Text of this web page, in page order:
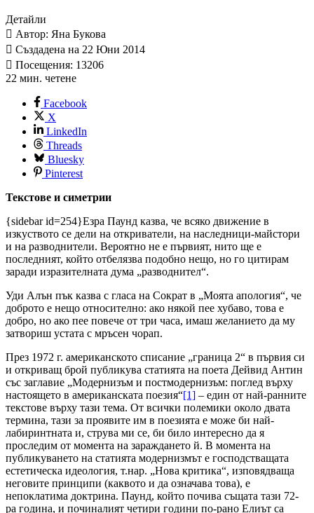
Детайли
Автор: Яна Букова
Създадена на 22 Юни 2014
Посещения: 13206
22 мин. четене
Facebook
X
LinkedIn
Threads
Bluesky
Pinterest
Текстове и симетрии
{sidebar id=254}Езра Паунд казва, че всяко движение в
изкуството се дели на откриватели, на наследници-майстори
и на разводнители. Вероятно не е първият, нито ще е
последният, който отбелязва подобно нещо, но го цитирам
заради изразителната дума „разводнител“.
Уди Алън пък казва с гласа на Сократ в „Моята апология“, че
доброто е нещо относително: ако някой пее хубаво, това е
добро, но ако пее повече от три часа, имаш желанието да му
затвориш устата с мръсен чорап.
През 1972 г. американското списание „граница 2“ в първия си
и откриващ брой публикува статията на поета Дейвид Антин
със заглавие „Модернизъм и постмодернизъм: поглед върху
настоящето в американската поезия“[1] – един от най-ранните
текстове върху тази тема. От всички полемики около двата
термина, тази за проявите им в поезията е може би най-
лабиринтната и, струва ми се, би било интересно да я
проследим от момента на зараждането й. В момента на
публикуването на статията модернизмът е господстващата
естетическа идеология, т.нар. „Нова критика“, изповядваща
неговите принципи (каквото и да означава това), е
непоклатима доктрина. Паунд, който почива същата тази 72-
ра година, и починалият четири години по-рано Елиът са